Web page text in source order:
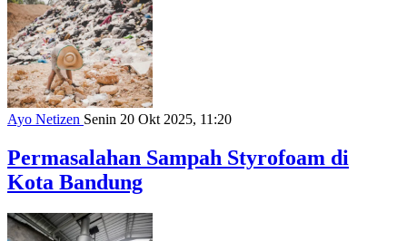
Ayo Netizen Senin 20 Okt 2025, 11:20
Permasalahan Sampah Styrofoam di
Kota Bandung